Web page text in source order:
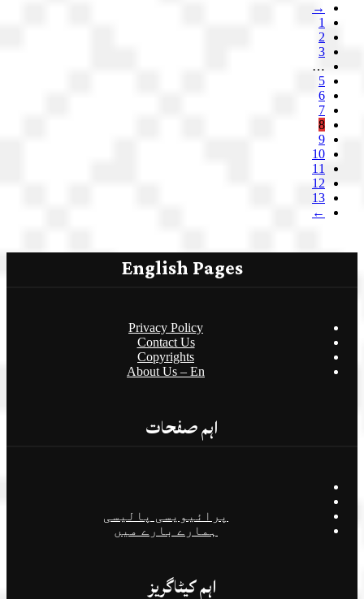
→
1
2
3
…
5
6
7
8
9
10
11
12
13
←
English Pages
Privacy Policy
Contact Us
Copyrights
About Us – En
اہم صفحات
پرائیویسی پالیسی
ہمارے بارے میں
اہم کیٹاگریز